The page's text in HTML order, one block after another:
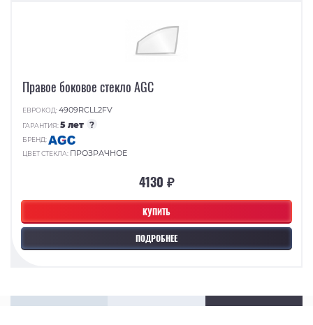
КУПИТЬ
ПОДРОБНЕЕ
Правое боковое стекло AGC
ЕВРОКОД:4909RCLL2FV
ГАРАНТИЯ:5 лет ?
БРЕНД:
ЦВЕТ СТЕКЛА: ПРОЗРАЧНОЕ
4130 ₽